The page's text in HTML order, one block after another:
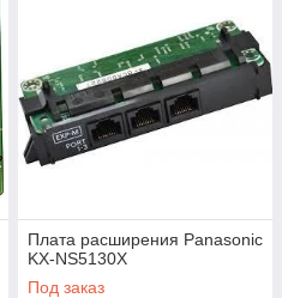
Плата расширения Panasonic
KX-NS5130X
Под заказ